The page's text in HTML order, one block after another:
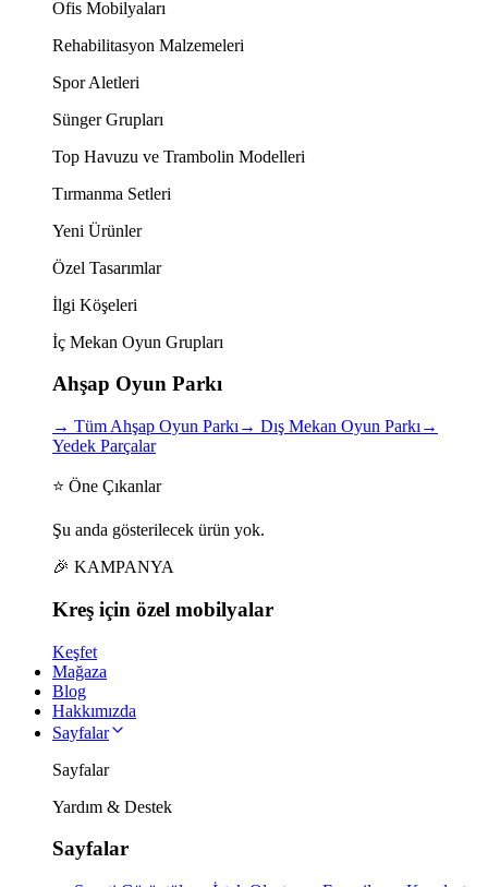
Ofis Mobilyaları
Rehabilitasyon Malzemeleri
Spor Aletleri
Sünger Grupları
Top Havuzu ve Trambolin Modelleri
Tırmanma Setleri
Yeni Ürünler
Özel Tasarımlar
İlgi Köşeleri
İç Mekan Oyun Grupları
Ahşap Oyun Parkı
→ Tüm Ahşap Oyun Parkı → Dış Mekan Oyun Parkı →
Yedek Parçalar
⭐ Öne Çıkanlar
Şu anda gösterilecek ürün yok.
🎉 KAMPANYA
Kreş için özel mobilyalar
Keşfet
Mağaza
Blog
Hakkımızda
Sayfalar
Sayfalar
Yardım & Destek
Sayfalar